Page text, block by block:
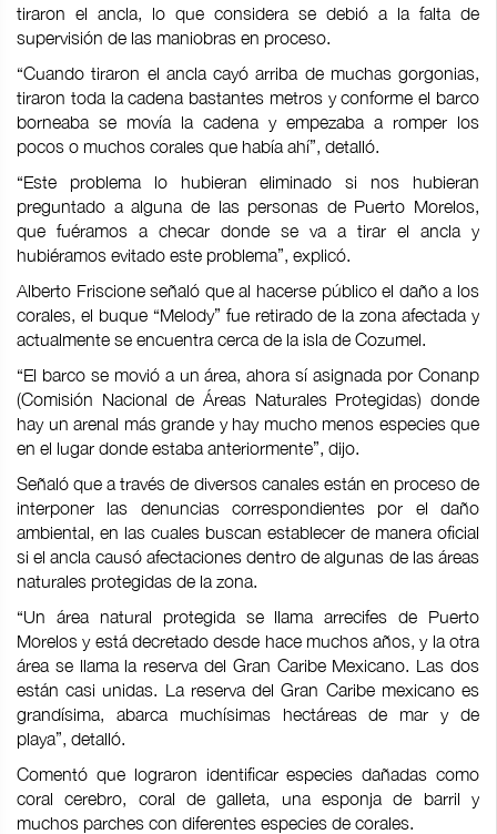
tiraron el ancla, lo que considera se debió a la falta de
supervisión de las maniobras en proceso.
“Cuando tiraron el ancla cayó arriba de muchas gorgonias,
tiraron toda la cadena bastantes metros y conforme el barco
borneaba se movía la cadena y empezaba a romper los
pocos o muchos corales que había ahí”, detalló.
“Este problema lo hubieran eliminado si nos hubieran
preguntado a alguna de las personas de Puerto Morelos,
que fuéramos a checar donde se va a tirar el ancla y
hubiéramos evitado este problema”, explicó.
Alberto Friscione señaló que al hacerse público el daño a los
corales, el buque “Melody” fue retirado de la zona afectada y
actualmente se encuentra cerca de la isla de Cozumel.
“El barco se movió a un área, ahora sí asignada por Conanp
(Comisión Nacional de Áreas Naturales Protegidas) donde
hay un arenal más grande y hay mucho menos especies que
en el lugar donde estaba anteriormente”, dijo.
Señaló que a través de diversos canales están en proceso de
interponer las denuncias correspondientes por el daño
ambiental, en las cuales buscan establecer de manera oficial
si el ancla causó afectaciones dentro de algunas de las áreas
naturales protegidas de la zona.
“Un área natural protegida se llama arrecifes de Puerto
Morelos y está decretado desde hace muchos años, y la otra
área se llama la reserva del Gran Caribe Mexicano. Las dos
están casi unidas. La reserva del Gran Caribe mexicano es
grandísima, abarca muchísimas hectáreas de mar y de
playa”, detalló.
Comentó que lograron identificar especies dañadas como
coral cerebro, coral de galleta, una esponja de barril y
muchos parches con diferentes especies de corales.